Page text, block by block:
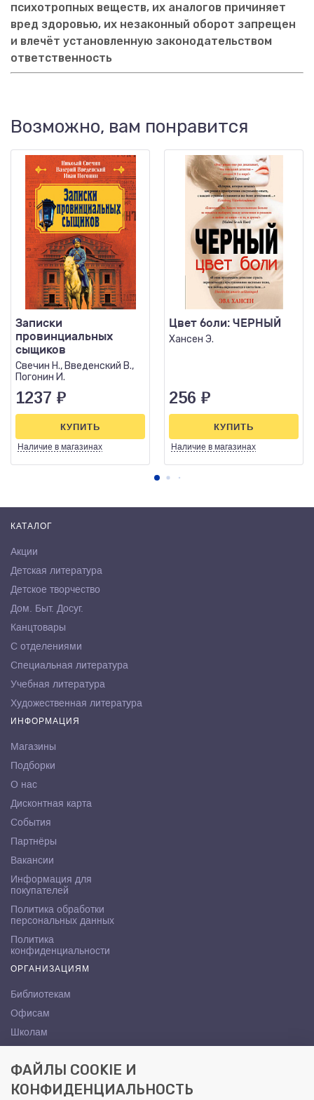
психотропных веществ, их аналогов причиняет
вред здоровью, их незаконный оборот запрещен
и влечёт установленную законодательством
ответственность
Возможно, вам понравится
Записки
провинциальных
сыщиков
Свечин Н., Введенский В.,
Погонин И.
1237 ₽
Наличие в магазинах
КУПИТЬ
Цвет боли: ЧЕРНЫЙ
Хансен Э.
256 ₽
Наличие в магазинах
КУПИТЬ
КАТАЛОГ
Акции
Детская литература
Детское творчество
Дом. Быт. Досуг.
Канцтовары
С отделениями
Специальная литература
Учебная литература
Художественная литература
ИНФОРМАЦИЯ
Магазины
Подборки
О нас
Дисконтная карта
События
Партнёры
Вакансии
Информация для
покупателей
Политика обработки
персональных данных
Политика
конфиденциальности
ОРГАНИЗАЦИЯМ
Библиотекам
Офисам
Школам
КОНТАКТЫ
Саратов, ул. Осипова, 10А
ФАЙЛЫ COOKIE И
КОНФИДЕНЦИАЛЬНОСТЬ